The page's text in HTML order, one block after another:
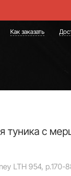
Как заказать
туника с
LTH 954, р.170-